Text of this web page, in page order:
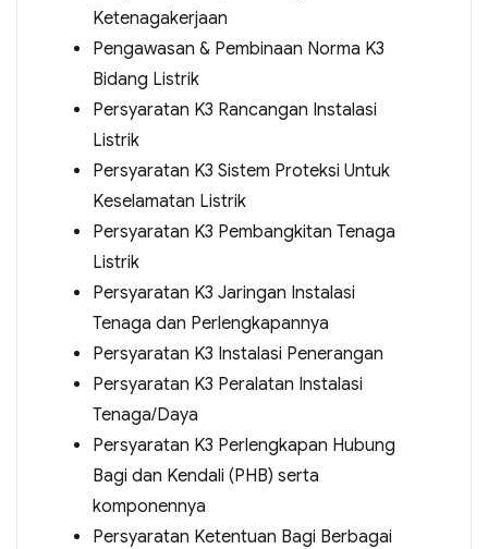
Ketenagakerjaan
Pengawasan & Pembinaan Norma K3
Bidang Listrik
Persyaratan K3 Rancangan Instalasi
Listrik
Persyaratan K3 Sistem Proteksi Untuk
Keselamatan Listrik
Persyaratan K3 Pembangkitan Tenaga
Listrik
Persyaratan K3 Jaringan Instalasi
Tenaga dan Perlengkapannya
Persyaratan K3 Instalasi Penerangan
Persyaratan K3 Peralatan Instalasi
Tenaga/Daya
Persyaratan K3 Perlengkapan Hubung
Bagi dan Kendali (PHB) serta
komponennya
Persyaratan Ketentuan Bagi Berbagai